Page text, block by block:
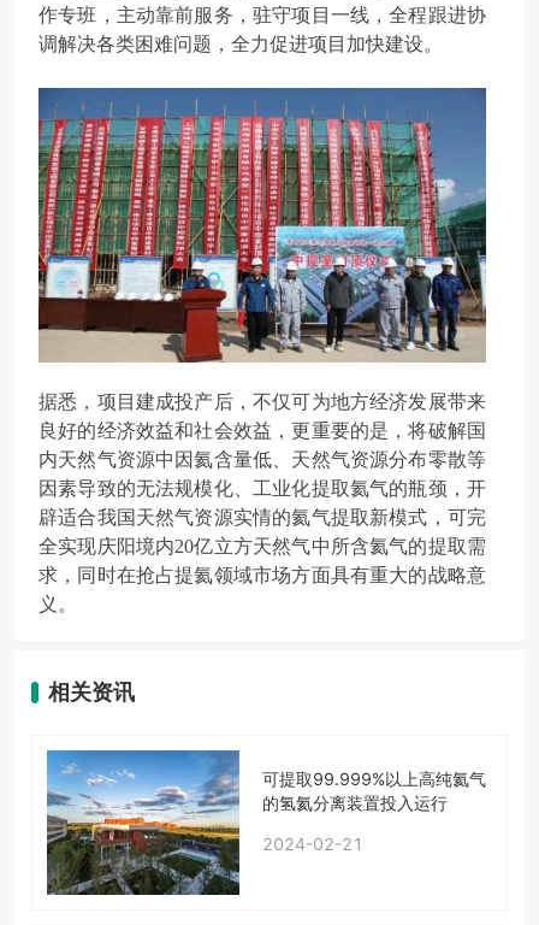
作专班，主动靠前服务，驻守项目一线，全程跟进协
调解决各类困难问题，全力促进项目加快建设。
据悉，项目建成投产后，不仅可为地方经济发展带来
良好的经济效益和社会效益，更重要的是，将破解国
内天然气资源中因氦含量低、天然气资源分布零散等
因素导致的无法规模化、工业化提取氦气的瓶颈，开
辟适合我国天然气资源实情的氦气提取新模式，可完
全实现庆阳境内20亿立方天然气中所含氦气的提取需
求，同时在抢占提氦领域市场方面具有重大的战略意
义。
相关资讯
可提取99.999%以上高纯氦气
的氢氦分离装置投入运行
2024-02-21